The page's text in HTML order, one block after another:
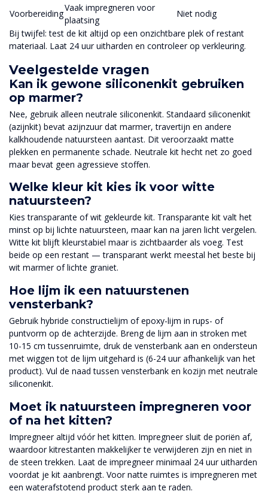
Voorbereiding
Vaak impregneren voor
plaatsing
Niet nodig
Bij twijfel: test de kit altijd op een onzichtbare plek of restant
materiaal. Laat 24 uur uitharden en controleer op verkleuring.
Veelgestelde vragen
Kan ik gewone siliconenkit gebruiken
op marmer?
Nee, gebruik alleen neutrale siliconenkit. Standaard siliconenkit
(azijnkit) bevat azijnzuur dat marmer, travertijn en andere
kalkhoudende natuursteen aantast. Dit veroorzaakt matte
plekken en permanente schade. Neutrale kit hecht net zo goed
maar bevat geen agressieve stoffen.
Welke kleur kit kies ik voor witte
natuursteen?
Kies transparante of wit gekleurde kit. Transparante kit valt het
minst op bij lichte natuursteen, maar kan na jaren licht vergelen.
Witte kit blijft kleurstabiel maar is zichtbaarder als voeg. Test
beide op een restant — transparant werkt meestal het beste bij
wit marmer of lichte graniet.
Hoe lijm ik een natuurstenen
vensterbank?
Gebruik hybride constructielijm of epoxy-lijm in rups- of
puntvorm op de achterzijde. Breng de lijm aan in stroken met
10-15 cm tussenruimte, druk de vensterbank aan en ondersteun
met wiggen tot de lijm uitgehard is (6-24 uur afhankelijk van het
product). Vul de naad tussen vensterbank en kozijn met neutrale
siliconenkit.
Moet ik natuursteen impregneren voor
of na het kitten?
Impregneer altijd vóór het kitten. Impregneer sluit de poriën af,
waardoor kitrestanten makkelijker te verwijderen zijn en niet in
de steen trekken. Laat de impregneer minimaal 24 uur uitharden
voordat je kit aanbrengt. Voor natte ruimtes is impregneren met
een waterafstotend product sterk aan te raden.